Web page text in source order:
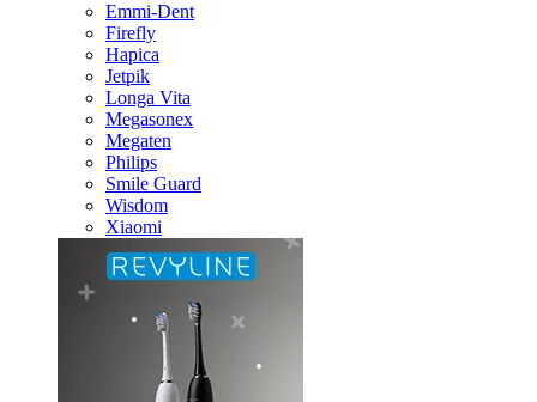
Emmi-Dent
Firefly
Hapica
Jetpik
Longa Vita
Megasonex
Megaten
Philips
Smile Guard
Wisdom
Xiaomi